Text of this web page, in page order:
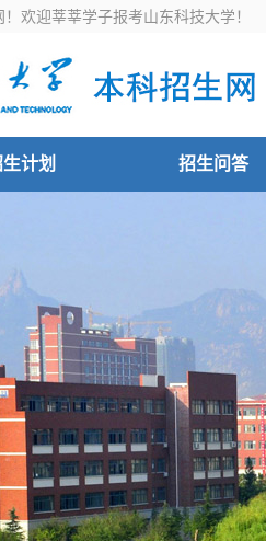
欢迎莘莘学子报考山东科技大学！
计划 招生问答